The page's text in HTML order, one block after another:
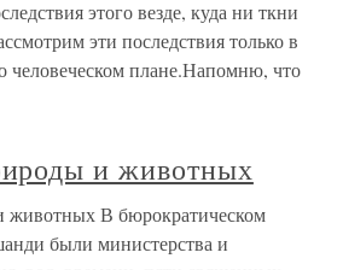
этого везде, куда ни ткни
эти последствия только в
человеческом плане.Напомню, что
и животных
животных В бюрократическом
были министерства и